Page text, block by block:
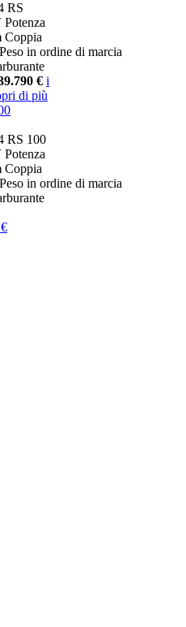
RS
Potenza
Coppia
Peso in ordine di marcia
€ i
di più
RS 100
Potenza
Coppia
Peso in ordine di marcia